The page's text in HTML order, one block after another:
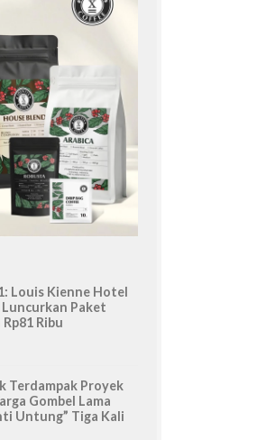
Louis Kienne Hotel
Paket
Ribu
Terdampak Proyek
Gombel Lama
Untung” Tiga Kali